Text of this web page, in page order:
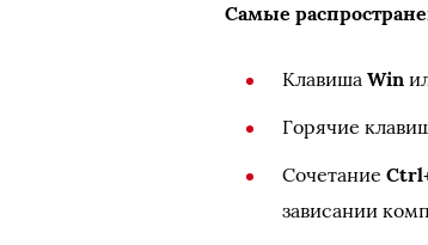
Самые
КлавишаWin
Горячие
Сочетание
зависании